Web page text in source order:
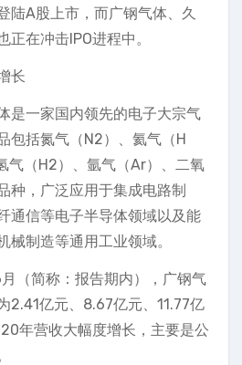
陆A股上市，而广钢气体、久
在冲击IPO进程中。
长
是一家国内领先的电子大宗气
包括氮气（N2）、氦气（H
气（H2）、氩气（Ar）、二氧
种，广泛应用于集成电路制
通信等电子半导体领域以及能
械制造等通用工业领域。
（简称：报告期内），广钢气
2.41亿元、8.67亿元、11.77亿
年营收大幅度增长，主要是公